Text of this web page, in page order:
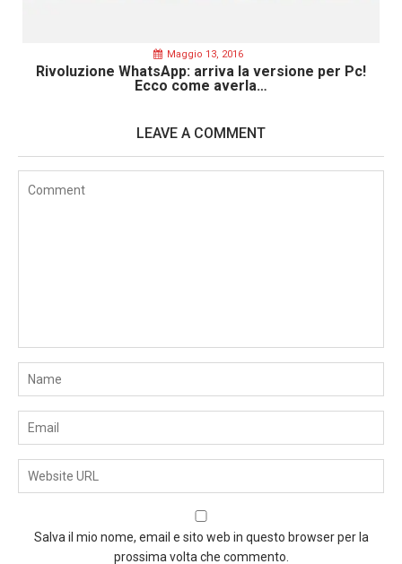
Maggio 13, 2016
Rivoluzione WhatsApp: arriva la versione per Pc!
Ecco come averla…
LEAVE A COMMENT
Salva il mio nome, email e sito web in questo browser per la
prossima volta che commento.